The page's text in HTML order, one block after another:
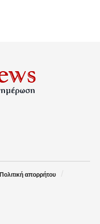
Πολιτική απορρήτου